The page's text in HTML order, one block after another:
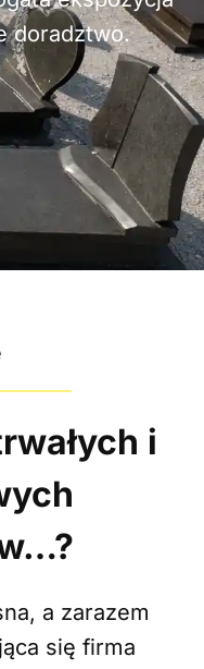
doradztwo.
i
a zarazem
się firma